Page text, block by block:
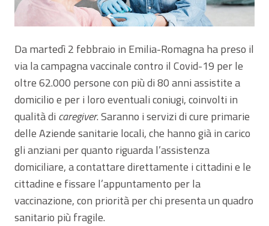
Da martedì 2 febbraio in Emilia-Romagna ha preso il
via la campagna vaccinale contro il Covid-19 per le
oltre 62.000 persone con più di 80 anni assistite a
domicilio e per i loro eventuali coniugi, coinvolti in
qualità di caregiver. Saranno i servizi di cure primarie
delle Aziende sanitarie locali, che hanno già in carico
gli anziani per quanto riguarda l’assistenza
domiciliare, a contattare direttamente i cittadini e le
cittadine e fissare l’appuntamento per la
vaccinazione, con priorità per chi presenta un quadro
sanitario più fragile.